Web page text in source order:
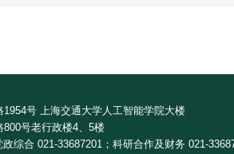
号 上海交通大学人工智能学院大楼
号老行政楼4、5楼
综合 021-33687201；科研合作及财务 021-